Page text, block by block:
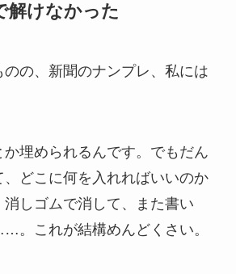
解けなかった
の、新聞のナンプレ、私には
埋められるんです。でもだん
、どこに何を入れればいいのか
しゴムで消して、また書い
。これが結構めんどくさい。